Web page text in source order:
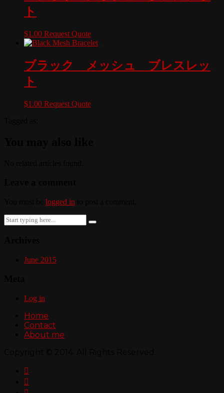
ト
$1.00 Request Quote
ブラック メッシュ ブレスレッ
ト
$1.00 Request Quote
logged in
Search
for:
June 2015
Log in
Home
Contact
About me

